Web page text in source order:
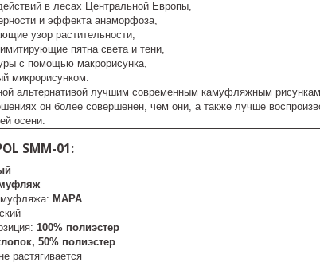
в лесах Центральной Европы,
и эффекта анаморфоза,
узор растительности,
пятна света и тени,
с помощью макрорисунка,
микрорисунком.
альтернативой лучшим современным камуфляжным
он более совершенен, чем они, а также лучше
осени.
SMM-01:
MAPA
100% полиэстер
50% полиэстер
растягивается